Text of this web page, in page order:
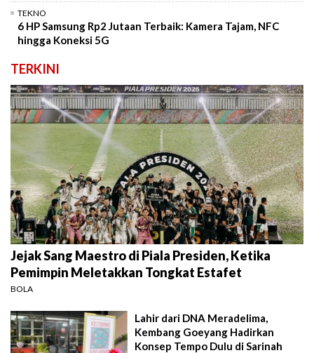
TEKNO
6 HP Samsung Rp2 Jutaan Terbaik: Kamera Tajam, NFC
hingga Koneksi 5G
TERKINI
Jejak Sang Maestro di Piala Presiden, Ketika
Pemimpin Meletakkan Tongkat Estafet
BOLA
Lahir dari DNA Meradelima,
Kembang Goeyang Hadirkan
Konsep Tempo Dulu di Sarinah